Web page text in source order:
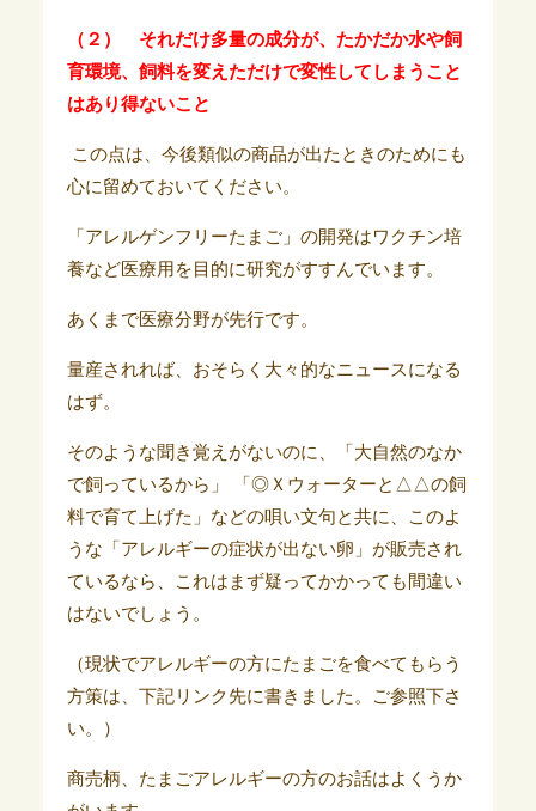
（２） それだけ多量の成分が、たかだか水や飼
育環境、飼料を変えただけで変性してしまうこと
はあり得ないこと
この点は、今後類似の商品が出たときのためにも
心に留めておいてください。
「アレルゲンフリーたまご」の開発はワクチン培
養など医療用を目的に研究がすすんでいます。
あくまで医療分野が先行です。
量産されれば、おそらく大々的なニュースになる
はず。
そのような聞き覚えがないのに、「大自然のなか
で飼っているから」 「◎Ｘウォーターと△△の飼
料で育て上げた」などの唄い文句と共に、このよ
うな「アレルギーの症状が出ない卵」が販売され
ているなら、これはまず疑ってかかっても間違い
はないでしょう。
（現状でアレルギーの方にたまごを食べてもらう
方策は、下記リンク先に書きました。ご参照下さ
い。）
商売柄、たまごアレルギーの方のお話はよくうか